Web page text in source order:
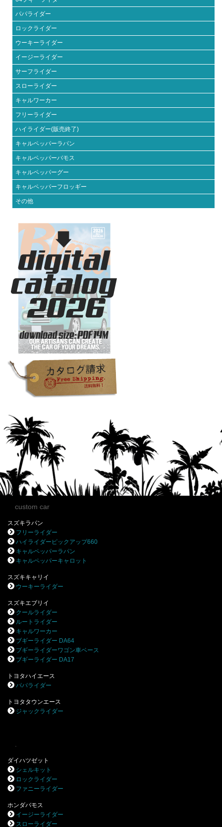
パパライダー
ロックライダー
ウーキーライダー
イージーライダー
サーフライダー
スローライダー
キャルワーカー
フリーライダー
ハイライダー(販売終了)
キャルペッパーラパン
キャルペッパーバモス
キャルペッパーグー
キャルペッパーフロッギー
その他
custom car
スズキラパン
フリーライダー
ハイライダーピックアップ660
キャルペッパーラパン
キャルペッパーキャロット
スズキキャリイ
ウーキーライダー
スズキエブリイ
クールライダー
ルートライダー
キャルワーカー
ブギーライダー DA64
ブギーライダーワゴン車ベース
ブギーライダー DA17
トヨタハイエース
パパライダー
トヨタタウンエース
ジャックライダー
.
ダイハツゼット
シェルキット
ロックライダー
ファニーライダー
ホンダバモス
イージーライダー
スローライダー